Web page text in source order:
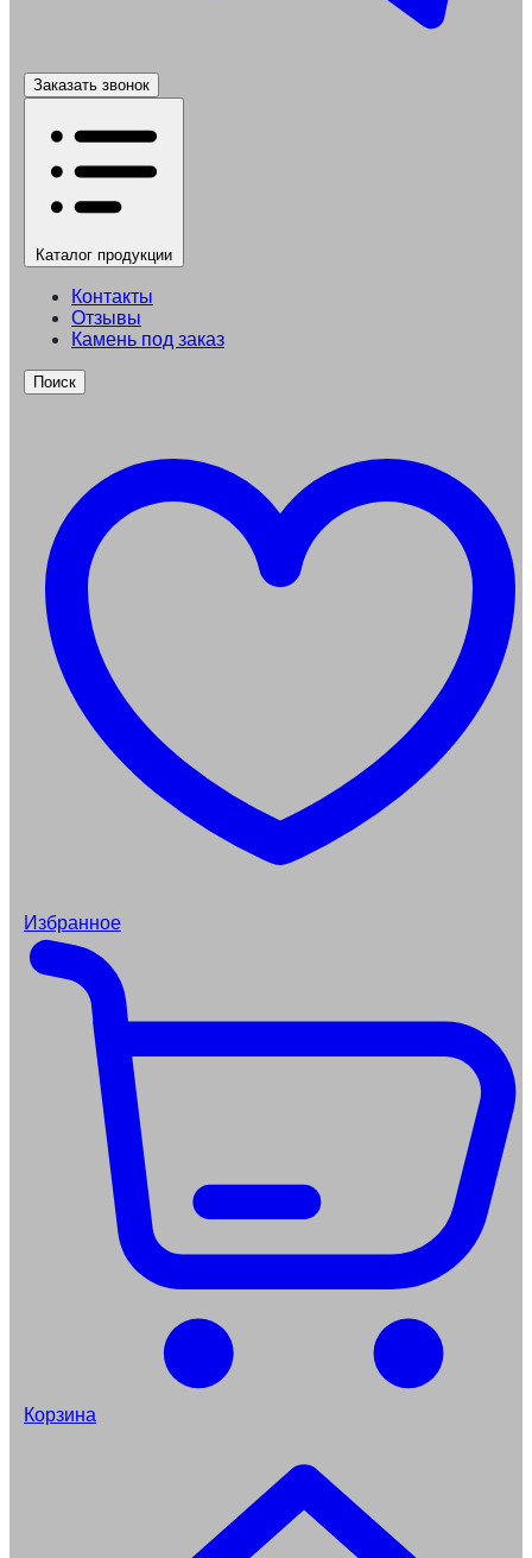
Заказать звонок
Каталог продукции
Контакты
Отзывы
Камень под заказ
Поиск
Избранное
Корзина